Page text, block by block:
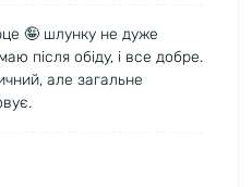
🤪 шлунку не дуже
після обіду, і все добре.
але загальне